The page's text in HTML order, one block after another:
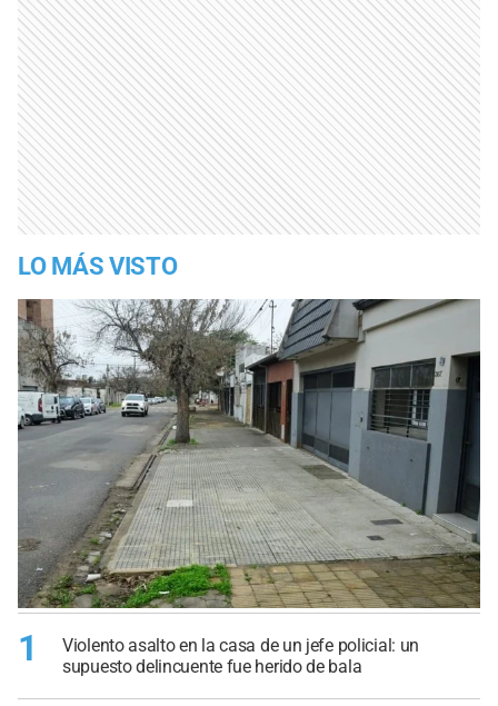
LO MÁS VISTO
1
Violento asalto en la casa de un jefe policial: un
supuesto delincuente fue herido de bala